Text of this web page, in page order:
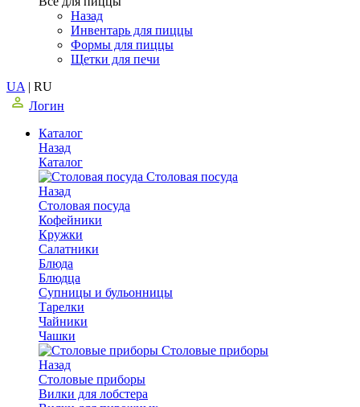
Назад
Инвентарь для пиццы
Формы для пиццы
Щетки для печи
UA | RU
Логин
Каталог
Назад
Каталог
Столовая посуда
Назад
Столовая посуда
Кофейники
Кружки
Салатники
Блюда
Блюдца
Супницы и бульонницы
Тарелки
Чайники
Чашки
Cтоловые приборы
Назад
Cтоловые приборы
Вилки для лобстера